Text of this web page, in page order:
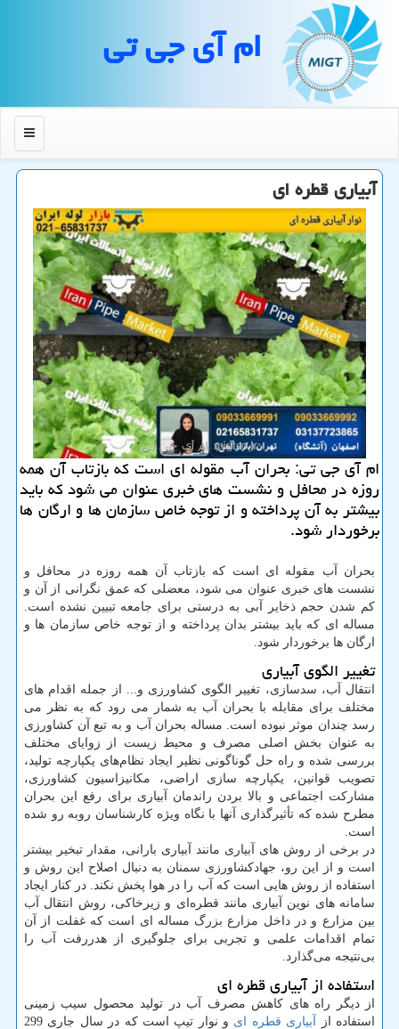
ام آی جی تی
منو
آبیاری قطره ای
ام آی جی تی: بحران آب مقوله ای است كه بازتاب آن همه
روزه در محافل و نشست های خبری عنوان می شود كه باید
بیشتر به آن پرداخته و از توجه خاص سازمان ها و ارگان ها
برخوردار شود.
بحران آب مقوله ای است که بازتاب آن همه روزه در محافل و
نشست های خبری عنوان می شود، معضلی که عمق نگرانی از آن و
کم شدن حجم ذخایر آبی به درستی برای جامعه تبیین نشده است.
مساله ای که باید بیشتر بدان پرداخته و از توجه خاص سازمان ها و
ارگان ها برخوردار شود.
تغییر الگوی آبیاری
انتقال آب، سدسازی، تغییر الگوی کشاورزی و... از جمله اقدام های
مختلف برای مقابله با بحران آب به شمار می رود که به نظر می
رسد چندان موثر نبوده است. مساله بحران آب و به تبع آن کشاورزی
به عنوان بخش اصلی مصرف و محیط زیست از زوایای مختلف
بررسی شده و راه حل گوناگونی نظیر ایجاد نظام‌های یکپارچه تولید،
تصویب قوانین، یکپارچه سازی اراضی، مکانیزاسیون کشاورزی،
مشارکت اجتماعی و بالا بردن راندمان آبیاری برای رفع این بحران
مطرح شده که تأثیرگذاری آنها با نگاه ویژه کارشناسان روبه رو شده
است.
در برخی از روش های آبیاری مانند آبیاری بارانی، مقدار تبخیر بیشتر
است و از این رو، جهادکشاورزی سمنان به دنبال اصلاح این روش و
استفاده از روش هایی است که آب را در هوا پخش نکند. در کنار ایجاد
سامانه های نوین آبیاری مانند قطره‌ای و زیرخاکی، روش انتقال آب
بین مزارع و در داخل مزارع بزرگ مساله ای است که غفلت از آن
تمام اقدامات علمی و تجربی برای جلوگیری از هدررفت آب را
بی‌نتیجه می‌گذارد.
استفاده از آبیاری قطره ای
از دیگر راه های کاهش مصرف آب در تولید محصول سیب زمینی
استفاده از آبیاری قطره ای
و نوار تیپ است که در سال جاری 299